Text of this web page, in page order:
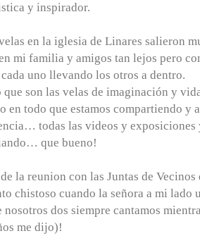
y inspirador.
en la iglesia de Linares salieron
mi familia y amigos tan lejos pero
uno llevando los otros a dentro.
son las velas de imaginación y
en todo que estamos compartiendo y
todas las videos y exposiciones
que bueno!
la reunion con las Juntas de
chistoso cuando la señora a mi lado
nosotros dos siempre cantamos
me dijo)!